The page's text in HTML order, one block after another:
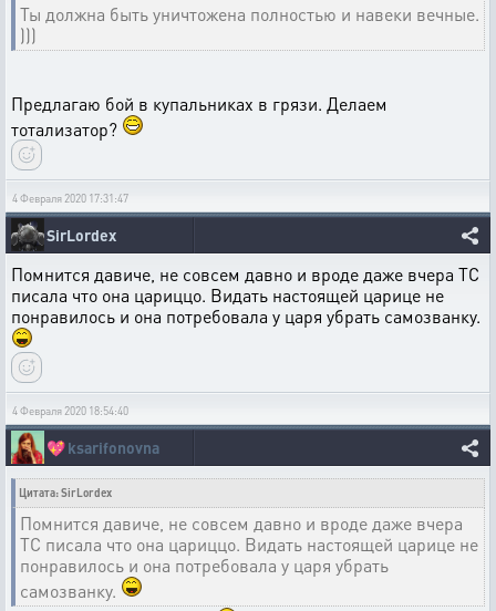
Ты должна быть уничтожена полностью и навеки вечные.
)))
Предлагаю бой в купальниках в грязи. Делаем
тотализатор?
4 Февраля 2020 17:31:47
SirLordex
Помнится давиче, не совсем давно и вроде даже вчера ТС
писала что она цариццо. Видать настоящей царице не
понравилось и она потребовала у царя убрать самозванку.
4 Февраля 2020 18:54:40
💖ksarifonovna
Цитата: SirLordex
Помнится давиче, не совсем давно и вроде даже вчера
ТС писала что она цариццо. Видать настоящей царице не
понравилось и она потребовала у царя убрать
самозванку.